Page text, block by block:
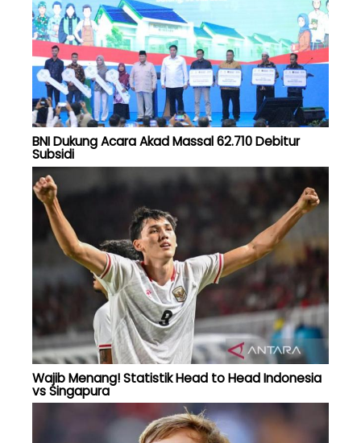
BNI Dukung Acara Akad Massal 62.710 Debitur
Subsidi
Wajib Menang! Statistik Head to Head Indonesia
vs Singapura